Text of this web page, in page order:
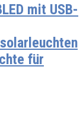
mit USB-
für